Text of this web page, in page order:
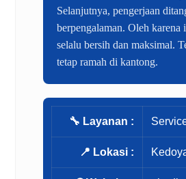
Selanjutnya, pengerjaan
berpengalaman. Oleh karena
selalu bersih dan maksimal.
tetap ramah di kantong.
🔧 Layanan :
📍 Lokasi :